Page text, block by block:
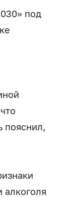
под
пояснил,
алкоголя